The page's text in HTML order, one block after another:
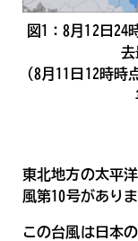
図1：8月12日
(8月11日12時時
東北地方の太平
風第10号がありま
この台風は日本